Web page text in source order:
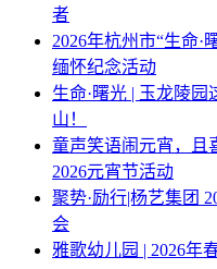
者
2026年杭州市“生命·
缅怀纪念活动
生命·曙光 | 玉龙陵
山！
童声笑语闹元宵，且
2026元宵节活动
聚势·励行|杨艺集团
会
雅歌幼儿园 | 2026年